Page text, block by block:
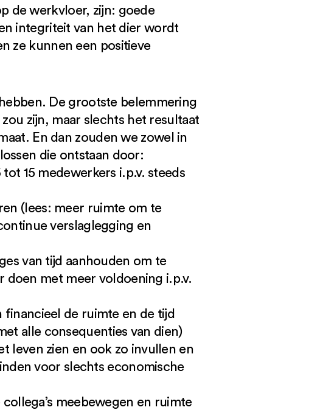
de werkvloer, zijn: goede
integriteit van het dier wordt
ze kunnen een positieve
De grootste belemmering
zijn, maar slechts het resultaat
En dan zouden we zowel in
die ontstaan door:
15 medewerkers i.p.v. steeds
(lees: meer ruimte om te
verslaglegging en
van tijd aanhouden om te
met meer voldoening i.p.v.
de ruimte en de tijd
alle consequenties van dien)
leven zien en ook zo invullen en
voor slechts economische
meebewegen en ruimte